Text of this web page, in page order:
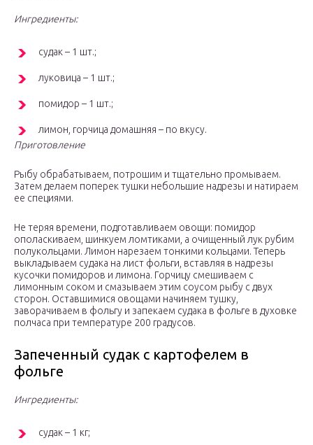
Ингредиенты:
судак – 1 шт.;
луковица – 1 шт.;
помидор – 1 шт.;
лимон, горчица домашняя – по вкусу.
Приготовление
Рыбу обрабатываем, потрошим и тщательно промываем.
Затем делаем поперек тушки небольшие надрезы и натираем
ее специями.
Не теряя времени, подготавливаем овощи: помидор
ополаскиваем, шинкуем ломтиками, а очищенный лук рубим
полукольцами. Лимон нарезаем тонкими кольцами. Теперь
выкладываем судака на лист фольги, вставляя в надрезы
кусочки помидоров и лимона. Горчицу смешиваем с
лимонным соком и смазываем этим соусом рыбу с двух
сторон. Оставшимися овощами начиняем тушку,
заворачиваем в фольгу и запекаем судака в фольге в духовке
полчаса при температуре 200 градусов.
Запеченный судак с картофелем в
фольге
Ингредиенты:
судак – 1 кг;